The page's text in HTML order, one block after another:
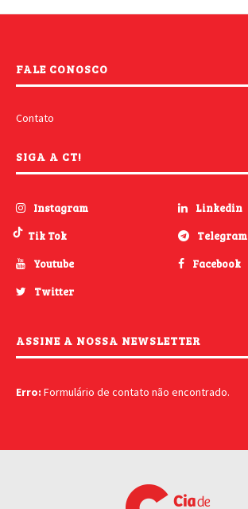
FALE CONOSCO
Contato
SIGA A CT!
Instagram
Linkedin
Tik Tok
Telegram
Youtube
Facebook
Twitter
ASSINE A NOSSA NEWSLETTER
Erro: Formulário de contato não encontrado.